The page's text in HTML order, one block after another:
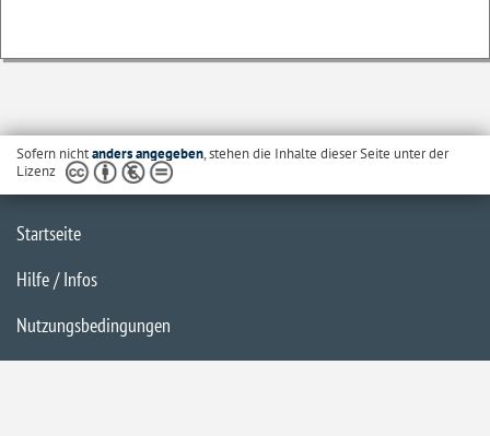
Sofern nichtanders angegeben, stehen die Inhalte dieser Seite unter der
Lizenz
Startseite
Hilfe / Infos
Nutzungsbedingungen